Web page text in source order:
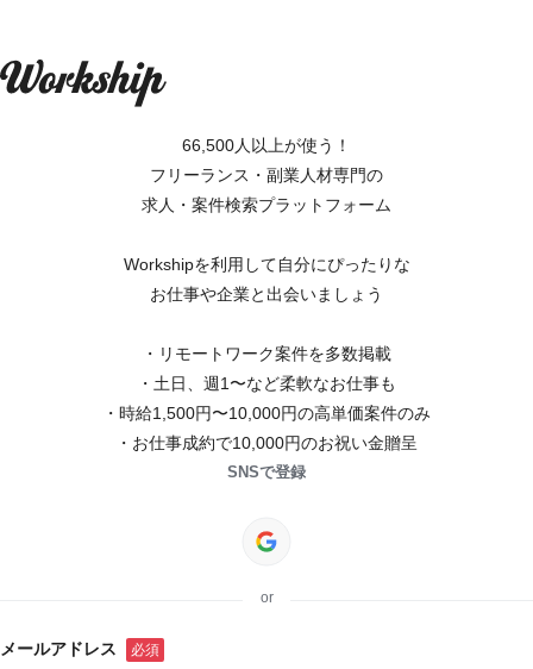
66,500人以上が使う！
フリーランス・副業人材専門の
求人・案件検索プラットフォーム
Workshipを利用して自分にぴったりな
お仕事や企業と出会いましょう
・リモートワーク案件を多数掲載
・土日、週1〜など柔軟なお仕事も
・時給1,500円〜10,000円の高単価案件のみ
・お仕事成約で10,000円のお祝い金贈呈
SNSで登録
or
メールアドレス